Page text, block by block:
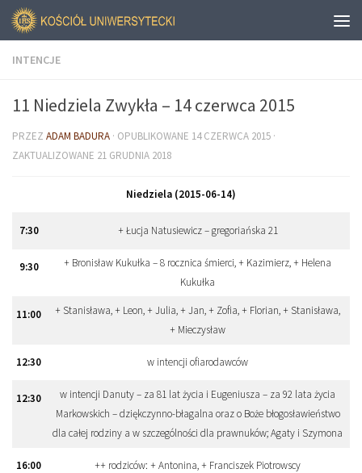
INTENCJE
11 Niedziela Zwykła – 14 czerwca 2015
PRZEZ ADAM BADURA · OPUBLIKOWANE 14 CZERWCA 2015 ·
ZAKTUALIZOWANE 21 GRUDNIA 2018
Niedziela (2015-06-14)
7:30 + Łucja Natusiewicz – gregoriańska 21
9:30
+ Bronisław Kukułka – 8 rocznica śmierci, + Kazimierz, + Helena
Kukułka
11:00
+ Stanisława, + Leon, + Julia, + Jan, + Zofia, + Florian, + Stanisława,
+ Mieczysław
12:30 w intencji ofiarodawców
12:30
w intencji Danuty – za 81 lat życia i Eugeniusza – za 92 lata życia
Markowskich – dziękczynno-błagalna oraz o Boże błogosławieństwo
dla całej rodziny a w szczególności dla prawnuków; Agaty i Szymona
16:00 ++ rodziców: + Antonina, + Franciszek Piotrowscy